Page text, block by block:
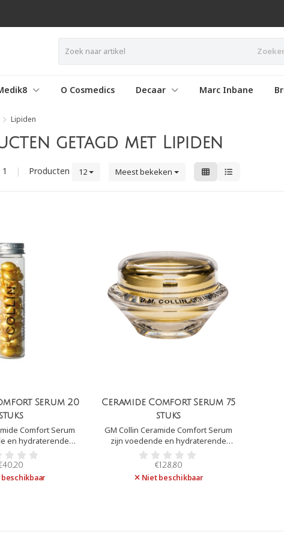
O Cosmedics Decaar Marc Inbane
Lipiden
getagd met Lipiden
| Producten 12 Meest bekeken
Serum 20
Comfort Serum
en hydraterende
van ceramiden en
GM Collin Ceramide
versterkt de
vochtverlies
Ceramide Comfort Serum 75
stuks
GM Collin Ceramide Comfort Serum
zijn voedende en hydraterende
capsules op basis van ceramiden en
lipiden (vetten). GM Collin Ceramide
Comfort Serum versterkt de
huidbarrière, waardoor vochtverlies
€128,80
Niet beschikbaar